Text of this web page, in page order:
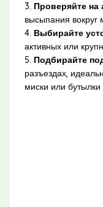
3. Проверяйте на
высыпания
4. Выбирайте
активных или
5. Подбирайте
разъездах,
миски или бутылки